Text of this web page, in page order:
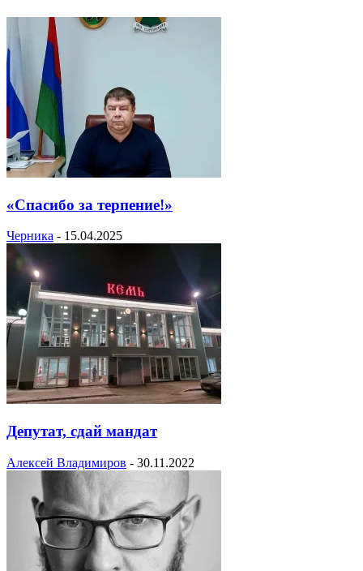
«Спасибо за терпение!»
Черника - 15.04.2025
Депутат, сдай мандат
Алексей Владимиров - 30.11.2022